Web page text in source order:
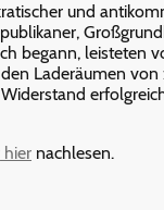
und
begann,
Laderäumen
hier nachlesen.